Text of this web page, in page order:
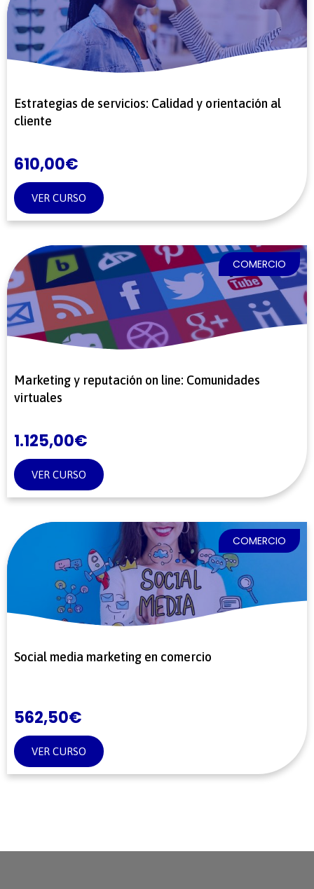
Estrategias de servicios: Calidad y orientación al
cliente
610,00€
VER CURSO
COMERCIO
Marketing y reputación on line: Comunidades
virtuales
1.125,00€
VER CURSO
COMERCIO
Social media marketing en comercio
562,50€
VER CURSO